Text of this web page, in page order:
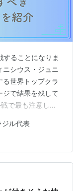
ることになりま
ニシウス・ジュニ
世界トップクラ
ジで結果を残して
で最も注意した
ルやプレースタ
わかりやすく紹
ルとは？ W杯
ウス・ジュニオー
ブル 左サイドか
ジル代表